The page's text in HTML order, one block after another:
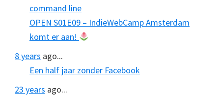
command line
OPEN S01E09 – IndieWebCamp Amsterdam
komt er aan!
8 years ago...
Een half jaar zonder Facebook
23 years ago...